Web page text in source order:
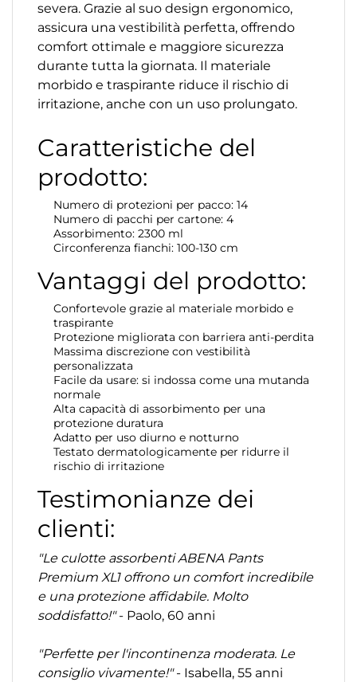
severa. Grazie al suo design ergonomico,
assicura una vestibilità perfetta, offrendo
comfort ottimale e maggiore sicurezza
durante tutta la giornata. Il materiale
morbido e traspirante riduce il rischio di
irritazione, anche con un uso prolungato.
Caratteristiche del
prodotto:
Numero di protezioni per pacco: 14
Numero di pacchi per cartone: 4
Assorbimento: 2300 ml
Circonferenza fianchi: 100-130 cm
Vantaggi del prodotto:
Confortevole grazie al materiale morbido e
traspirante
Protezione migliorata con barriera anti-perdita
Massima discrezione con vestibilità
personalizzata
Facile da usare: si indossa come una mutanda
normale
Alta capacità di assorbimento per una
protezione duratura
Adatto per uso diurno e notturno
Testato dermatologicamente per ridurre il
rischio di irritazione
Testimonianze dei
clienti:
"Le culotte assorbenti ABENA Pants
Premium XL1 offrono un comfort incredibile
e una protezione affidabile. Molto
soddisfatto!"- Paolo, 60 anni
"Perfette per l'incontinenza moderata. Le
consiglio vivamente!"- Isabella, 55 anni